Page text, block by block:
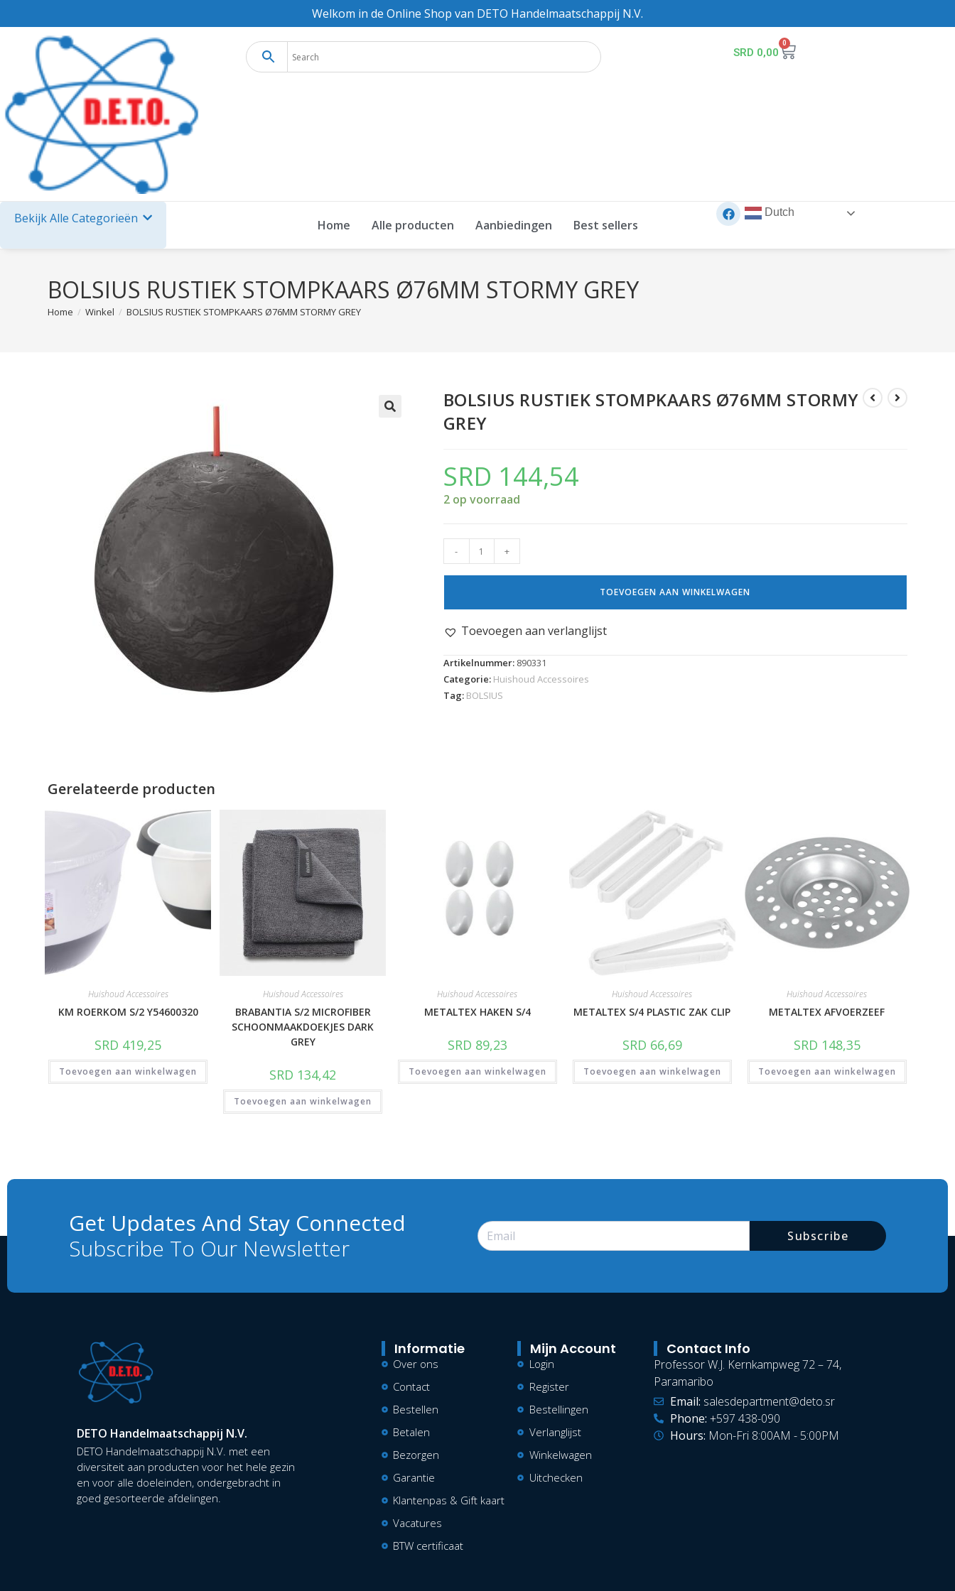
Welkom in de Online Shop van DETO Handelmaatschappij N.V.
SRD 0,00
0
Bekijk Alle Categorieën Home Alle producten Aanbiedingen Best sellers
Dutch
BOLSIUS RUSTIEK STOMPKAARS Ø76MM STORMY GREY
Home / Winkel / BOLSIUS RUSTIEK STOMPKAARS Ø76MM STORMY GREY
BOLSIUS RUSTIEK STOMPKAARS Ø76MM STORMY
GREY
SRD 144,54
2 op voorraad
- +
TOEVOEGEN AAN WINKELWAGEN
Toevoegen aan verlanglijst
Artikelnummer: 890331
Categorie: Huishoud Accessoires
Tag: BOLSIUS
Gerelateerde producten
Huishoud Accessoires
KM ROERKOM S/2 Y54600320
SRD 419,25
Toevoegen aan winkelwagen
Huishoud Accessoires
BRABANTIA S/2 MICROFIBER
SCHOONMAAKDOEKJES DARK
GREY
SRD 134,42
Toevoegen aan winkelwagen
Huishoud Accessoires
METALTEX HAKEN S/4
SRD 89,23
Toevoegen aan winkelwagen
Huishoud Accessoires
METALTEX S/4 PLASTIC ZAK CLIP
SRD 66,69
Toevoegen aan winkelwagen
Huishoud Accessoires
METALTEX AFVOERZEEF
SRD 148,35
Toevoegen aan winkelwagen
Get Updates And Stay Connected
Subscribe To Our Newsletter
Subscribe
DETO Handelmaatschappij N.V.
DETO Handelmaatschappij N.V. met een
diversiteit aan producten voor het hele gezin
en voor alle doeleinden, ondergebracht in
goed gesorteerde afdelingen.
Informatie
Over ons
Contact
Bestellen
Betalen
Bezorgen
Garantie
Klantenpas & Gift kaart
Vacatures
BTW certificaat
Mijn Account
Login
Register
Bestellingen
Verlanglijst
Winkelwagen
Uitchecken
Contact Info
Professor W.J. Kernkampweg 72 – 74,
Paramaribo
Email: salesdepartment@deto.sr
Phone: +597 438-090
Hours: Mon-Fri 8:00AM - 5:00PM